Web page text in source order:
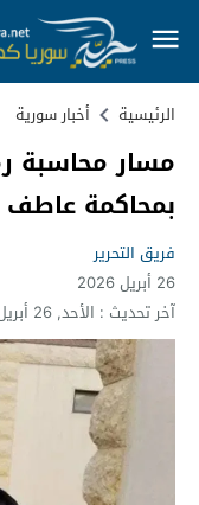
الرئيسية أخبار سورية
مسار محاسبة
بمحاكمة عاطف
فريق التحرير
26 أبريل 2026
آخر تحديث : الأحد, 26 أبريل, 2026 - 12:11 صباحًا